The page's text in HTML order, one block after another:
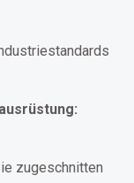
zugeschnitten